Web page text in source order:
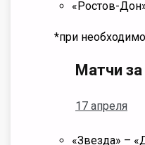
«Ростов-
*при
Матчи
17 апреля
«Звезда» –